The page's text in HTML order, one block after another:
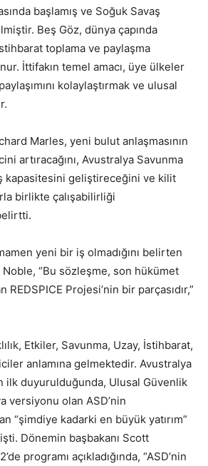
başlamış ve Soğuk Savaş
Beş Göz, dünya çapında
toplama ve paylaşma
İttifakın temel amacı, üye ülkeler
kolaylaştırmak ve ulusal
Marles, yeni bulut anlaşmasının
artıracağını, Avustralya Savunma
kapasitesini geliştireceğini ve kilit
birlikte çalışabilirliği
yeni bir iş olmadığını belirten
“Bu sözleşme, son hükümet
REDSPICE Projesi’nin bir parçasıdır,”
Etkiler, Savunma, Uzay, İstihbarat,
anlamına gelmektedir. Avustralya
ilk duyurulduğunda, Ulusal Güvenlik
versiyonu olan ASD’nin
“şimdiye kadarki en büyük yatırım”
Dönemin başbakanı Scott
programı açıkladığında, “ASD’nin